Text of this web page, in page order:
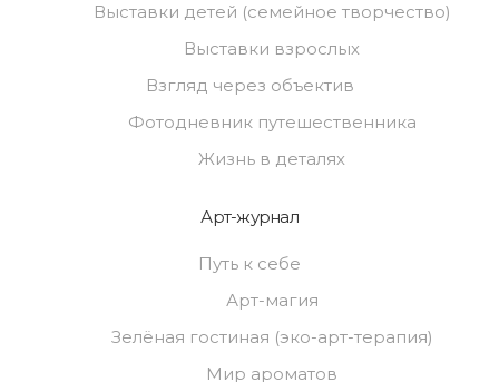
Выставки детей (семейное творчество)
Выставки взрослых
Взгляд через объектив
Фотодневник путешественника
Жизнь в деталях
Арт-журнал
Путь к себе
Арт-магия
Зелёная гостиная (эко-арт-терапия)
Мир ароматов